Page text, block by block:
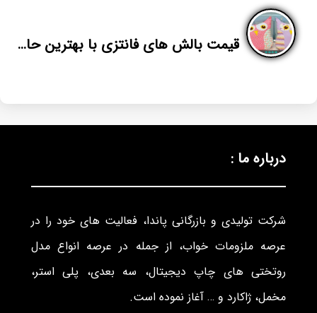
قیمت بالش های فانتزی با بهترین حاشیه سود
درباره ما :
شرکت تولیدی و بازرگانی پاندا، فعالیت های خود را در
عرصه ملزومات خواب، از جمله در عرصه انواع مدل
روتختی های چاپ دیجیتال، سه بعدی، پلی استر،
مخمل، ژاکارد و … آغاز نموده است.